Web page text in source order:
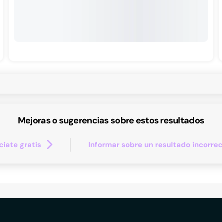
Mejoras o sugerencias sobre estos resultados
gratis Informar sobre un resultado